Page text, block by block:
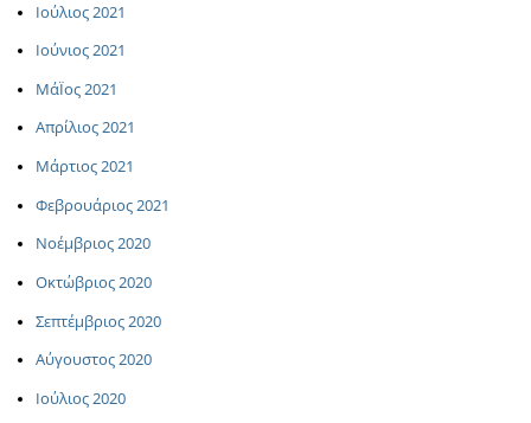
Ιούλιος 2021
Ιούνιος 2021
ΜάΪος 2021
Απρίλιος 2021
Μάρτιος 2021
Φεβρουάριος 2021
Νοέμβριος 2020
Οκτώβριος 2020
Σεπτέμβριος 2020
Αύγουστος 2020
Ιούλιος 2020